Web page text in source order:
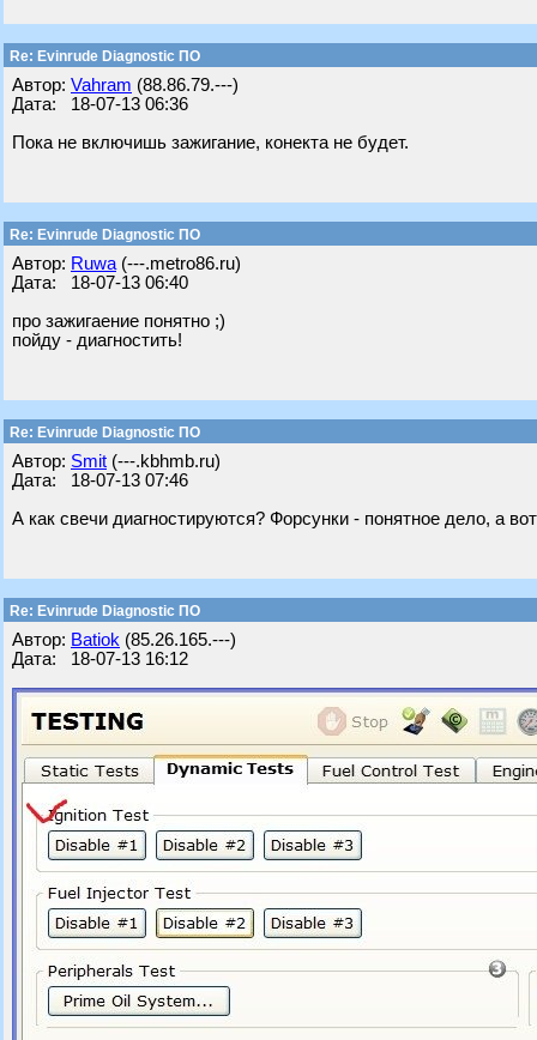
Re: Evinrude Diagnostic ПО
Автор: Vahram (88.86.79.---)
Дата: 18-07-13 06:36
Пока не включишь зажигание, конекта не будет.
Re: Evinrude Diagnostic ПО
Автор: Ruwa (---.metro86.ru)
Дата: 18-07-13 06:40
про зажигаение понятно ;)
пойду - диагностить!
Re: Evinrude Diagnostic ПО
Автор: Smit (---.kbhmb.ru)
Дата: 18-07-13 07:46
А как свечи диагностируются? Форсунки - понятное дело, а
Re: Evinrude Diagnostic ПО
Автор: Batiok (85.26.165.---)
Дата: 18-07-13 16:12